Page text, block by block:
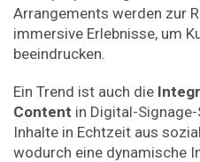
Arrangements werden zur
immersive Erlebnisse, um
beeindrucken.
Ein Trend ist auch die
Content in Digital-
Inhalte in Echtzeit aus
wodurch eine dynamische